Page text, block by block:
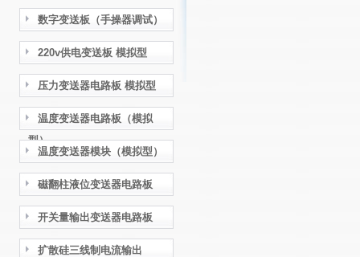
数字变送板（手操器调试）
220v供电变送板 模拟型
压力变送器电路板 模拟型
温度变送器电路板（模拟
型）
温度变送器模块（模拟型）
磁翻柱液位变送器电路板
开关量输出变送器电路板
扩散硅三线制电流输出